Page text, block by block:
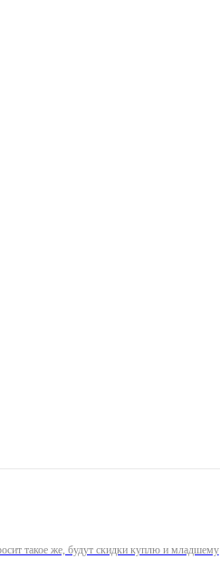
такое же, будут скидки куплю и младшему